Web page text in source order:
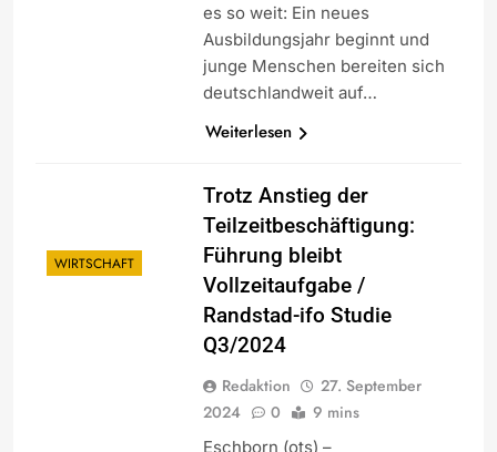
es so weit: Ein neues
Ausbildungsjahr beginnt und
junge Menschen bereiten sich
deutschlandweit auf…
Weiterlesen
WIRTSCHAFT
Trotz Anstieg der
Teilzeitbeschäftigung:
Führung bleibt
Vollzeitaufgabe /
Randstad-ifo Studie
Q3/2024
Redaktion
27. September
2024
0 9 mins
Eschborn (ots) –